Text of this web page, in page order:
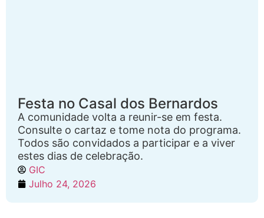
Festa no Casal dos Bernardos
A comunidade volta a reunir-se em festa.
Consulte o cartaz e tome nota do programa.
Todos são convidados a participar e a viver
estes dias de celebração.
GIC
Julho 24, 2026